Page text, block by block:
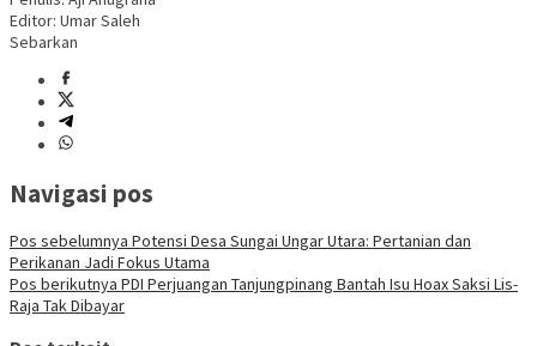
Editor: Umar Saleh
Sebarkan
Navigasi pos
Pos sebelumnya Potensi Desa Sungai Ungar Utara: Pertanian dan
Perikanan Jadi Fokus Utama
Pos berikutnya PDI Perjuangan Tanjungpinang Bantah Isu Hoax Saksi Lis-
Raja Tak Dibayar